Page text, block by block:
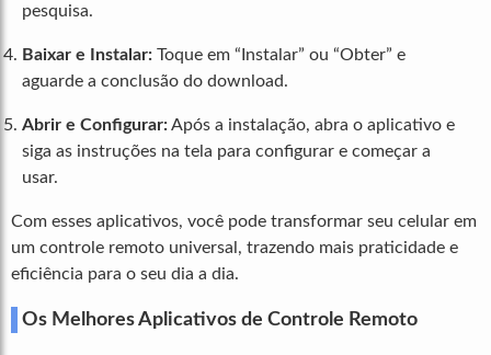
pesquisa.
Baixar e Instalar: Toque em “Instalar” ou “Obter” e
aguarde a conclusão do download.
Abrir e Configurar:Após a instalação, abra o aplicativo e
siga as instruções na tela para configurar e começar a
usar.
Com esses aplicativos, você pode transformar seu celular em
um controle remoto universal, trazendo mais praticidade e
eficiência para o seu dia a dia.
Os Melhores Aplicativos de Controle Remoto